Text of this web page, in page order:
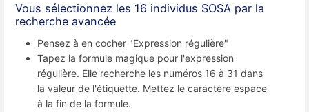
Vous sélectionnez les 16 individus SOSA par la
recherche avancée
Pensez à en cocher "Expression régulière"
Tapez la formule magique pour l'expression
régulière. Elle recherche les numéros 16 à 31 dans
la valeur de l'étiquette. Mettez le caractère espace
à la fin de la formule.